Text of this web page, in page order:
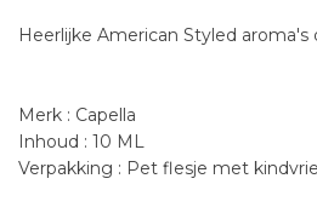
Heerlijke American Styled
Merk : Capella
Inhoud : 10 ML
Verpakking : Pet flesje met